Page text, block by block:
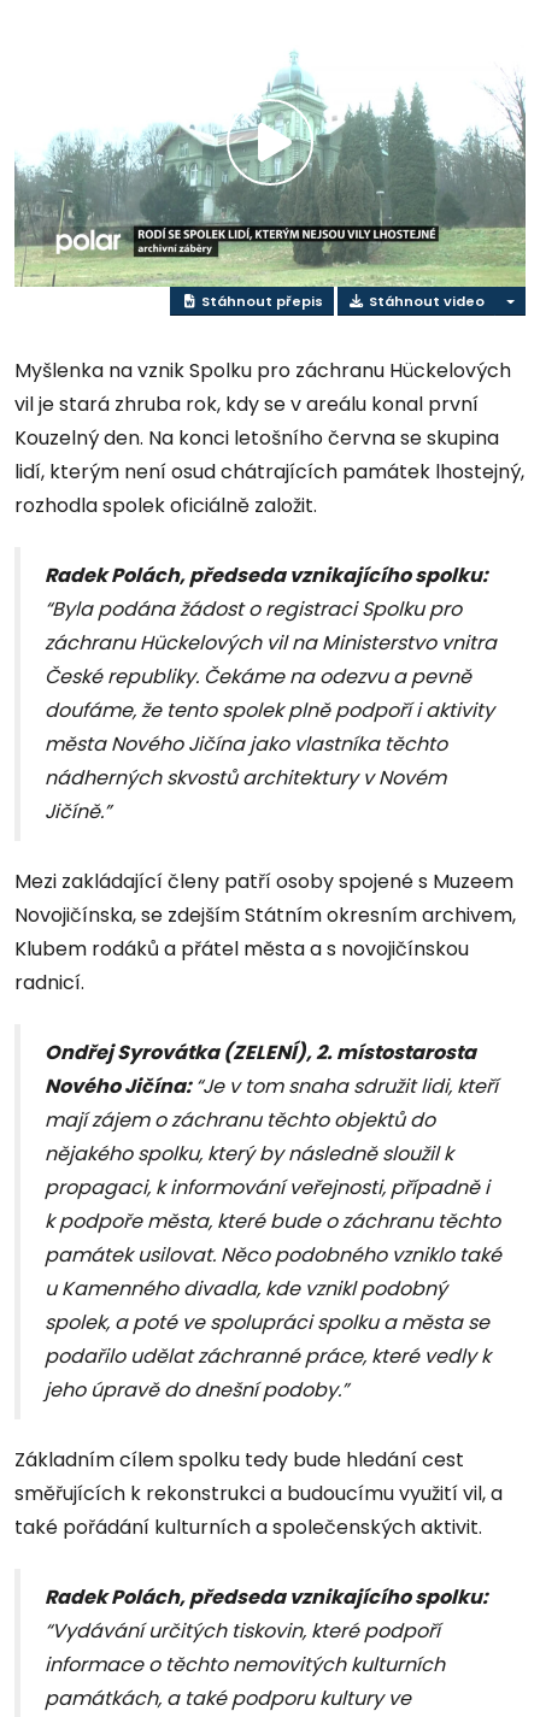
Přehrát
video
Stáhnout přepis Stáhnout video
Myšlenka na vznik Spolku pro záchranu Hückelových
vil je stará zhruba rok, kdy se v areálu konal první
Kouzelný den. Na konci letošního června se skupina
lidí, kterým není osud chátrajících památek lhostejný,
rozhodla spolek oficiálně založit.
Radek Polách, předseda vznikajícího spolku:
“Byla podána žádost o registraci Spolku pro
záchranu Hückelových vil na Ministerstvo vnitra
České republiky. Čekáme na odezvu a pevně
doufáme, že tento spolek plně podpoří i aktivity
města Nového Jičína jako vlastníka těchto
nádherných skvostů architektury v Novém
Jičíně.”
Mezi zakládající členy patří osoby spojené s Muzeem
Novojičínska, se zdejším Státním okresním archivem,
Klubem rodáků a přátel města a s novojičínskou
radnicí.
Ondřej Syrovátka (ZELENÍ), 2. místostarosta
Nového Jičína:“Je v tom snaha sdružit lidi, kteří
mají zájem o záchranu těchto objektů do
nějakého spolku, který by následně sloužil k
propagaci, k informování veřejnosti, případně i
k podpoře města, které bude o záchranu těchto
památek usilovat. Něco podobného vzniklo také
u Kamenného divadla, kde vznikl podobný
spolek, a poté ve spolupráci spolku a města se
podařilo udělat záchranné práce, které vedly k
jeho úpravě do dnešní podoby.”
Základním cílem spolku tedy bude hledání cest
směřujících k rekonstrukci a budoucímu využití vil, a
také pořádání kulturních a společenských aktivit.
Radek Polách, předseda vznikajícího spolku:
“Vydávání určitých tiskovin, které podpoří
informace o těchto nemovitých kulturních
památkách, a také podporu kultury ve